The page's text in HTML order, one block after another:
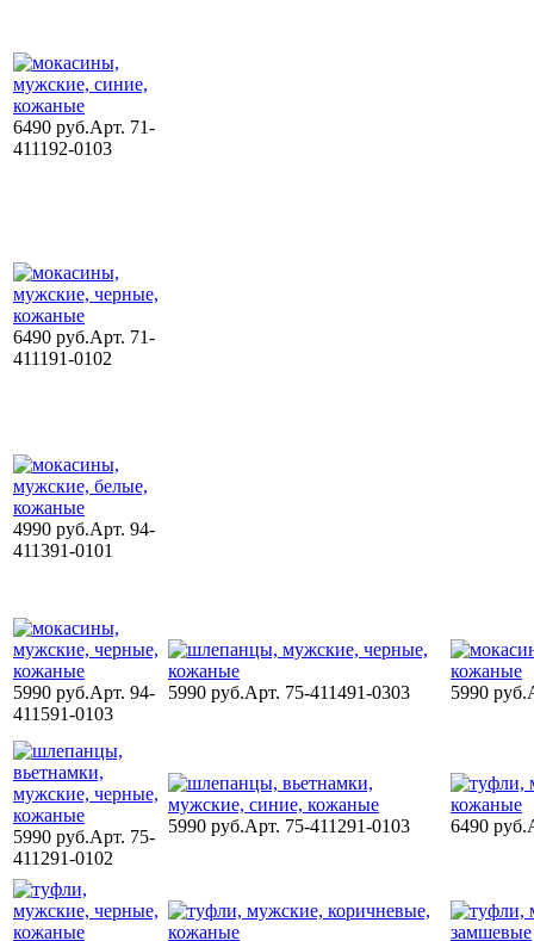
6490 руб.Арт. 71-
411192-0103
6490 руб.Арт. 71-
411191-0102
4990 руб.Арт. 94-
411391-0101
5990 руб.Арт. 94-
411591-0103
5990 руб.Арт. 75-411491-0303 5990 руб.
5990 руб.Арт. 75-
411291-0102
5990 руб.Арт. 75-411291-0103 6490 руб.